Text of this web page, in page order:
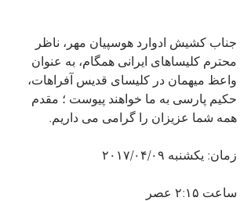
جناب کشیش ادوارد هوسپیان مهر، ناظر
محترم کلیساهای ایرانی همگام، به عنوان
واعظ میهمان در کلیسای قدیس آفراهات،
حکیم پارسی به ما خواهند پیوست ؛ مقدم
همه شما عزیزان را گرامی می داریم.
زمان: یکشنبه ۲۰۱۷/۰۴/۰۹
ساعت ۲:۱۵ عصر